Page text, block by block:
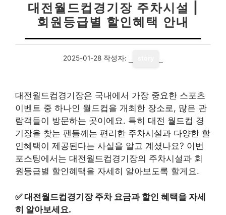
대전월드컵경기장 주차시설 |
회원등급별 할인혜택 안내
2025-01-28 작성자:
대전월드컵경기장은 국내에서 가장 중요한 스포츠
이벤트 중 하나인 월드컵을 개최한 장소로, 많은 관
람객들이 방문하는 곳이에요. 특히 대전 월드컵 경
기장을 찾는 팬들께는 편리한 주차시설과 다양한 할
인혜택이 제공된다는 사실을 알고 계셨나요? 이번
포스팅에서는 대전월드컵경기장의 주차시설과 회
원등급별 할인혜택을 자세히 알아보도록 할게요.
✅대전월드컵경기장 주차 요금과 할인 혜택을 자세
히 알아보세요.